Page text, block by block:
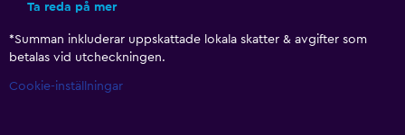
Ta reda på mer
*Summan inkluderar uppskattade lokala skatter & avgifter som
betalas vid utcheckningen.
Cookie-inställningar